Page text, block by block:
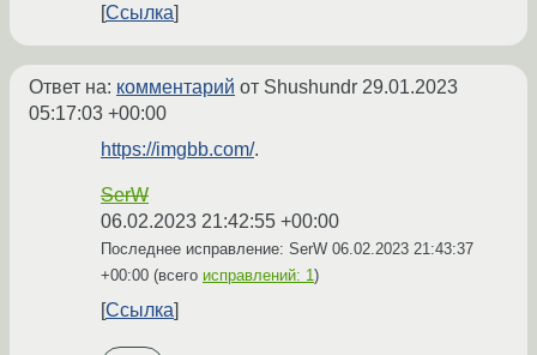
Ссылка
Ответ на: комментарий от Shushundr 29.01.2023
05:17:03 +00:00
https://imgbb.com/.
SerW
06.02.2023 21:42:55 +00:00
Последнее исправление: SerW 06.02.2023 21:43:37
+00:00 (всего исправлений: 1 )
Ссылка